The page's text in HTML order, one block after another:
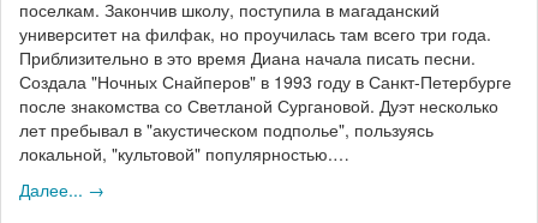
поселкам. Закончив школу, поступила в магаданский
университет на филфак, но проучилась там всего три года.
Приблизительно в это время Диана начала писать песни.
Создала "Ночных Снайперов" в 1993 году в Санкт-Петербурге
после знакомства со Светланой Сургановой. Дуэт несколько
лет пребывал в "акустическом подполье", пользуясь
локальной, "культовой" популярностью.…
Далее... →